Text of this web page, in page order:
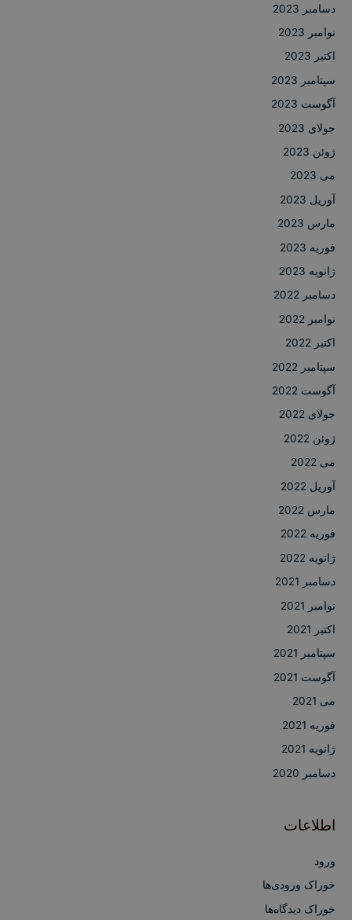
دسامبر 2023
نوامبر 2023
اکتبر 2023
سپتامبر 2023
آگوست 2023
جولای 2023
ژوئن 2023
می 2023
آوریل 2023
مارس 2023
فوریه 2023
ژانویه 2023
دسامبر 2022
نوامبر 2022
اکتبر 2022
سپتامبر 2022
آگوست 2022
جولای 2022
ژوئن 2022
می 2022
آوریل 2022
مارس 2022
فوریه 2022
ژانویه 2022
دسامبر 2021
نوامبر 2021
اکتبر 2021
سپتامبر 2021
آگوست 2021
می 2021
فوریه 2021
ژانویه 2021
دسامبر 2020
اطلاعات
ورود
خوراک ورودی‌ها
خوراک دیدگاه‌ها